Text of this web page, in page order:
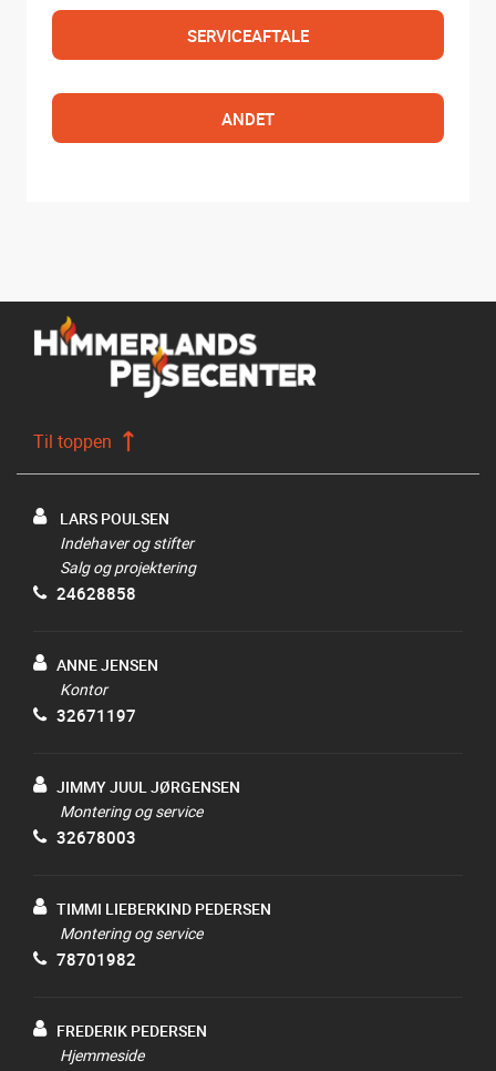
SERVICEAFTALE
ANDET
Til toppen
LARS POULSEN
Indehaver og stifter
Salg og projektering
24628858
ANNE JENSEN
Kontor
32671197
JIMMY JUUL JØRGENSEN
Montering og service
32678003
TIMMI LIEBERKIND PEDERSEN
Montering og service
78701982
FREDERIK PEDERSEN
Hjemmeside